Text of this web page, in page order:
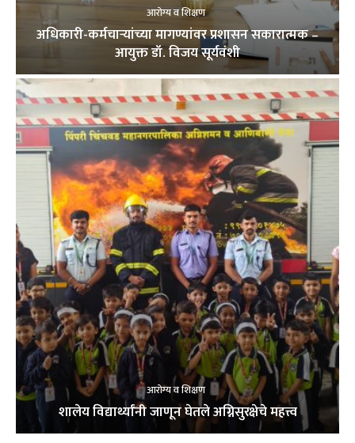
आरोग्य व शिक्षण
अधिकारी-कर्मचाऱ्यांच्या मागण्यांवर प्रशासन सकारात्मक –
आयुक्त डॉ. विजय सूर्यवंशी
आरोग्य व शिक्षण
शालेय विद्यार्थ्यांनी जाणून घेतले अग्निसुरक्षेचे महत्त्व